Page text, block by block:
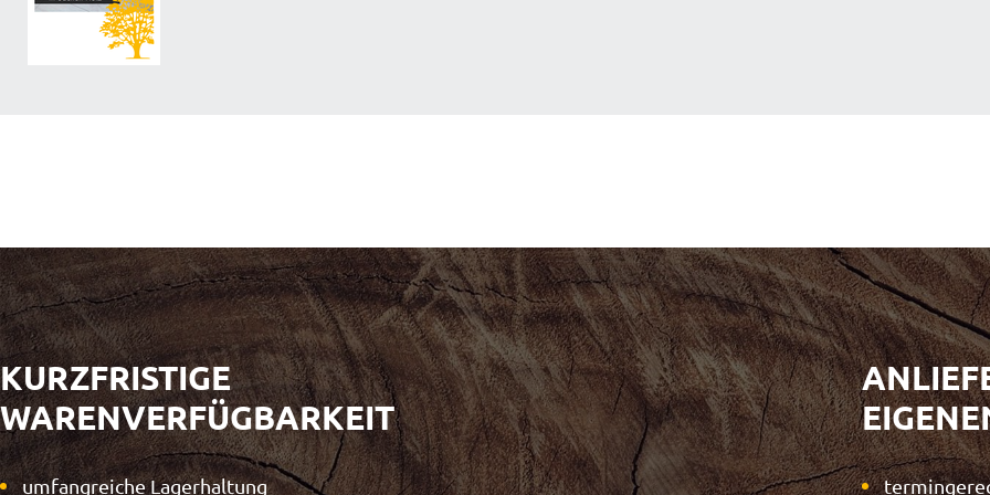
KURZFRISTIGE
WARENVERFÜGBARKEIT
umfangreiche Lagerhaltung